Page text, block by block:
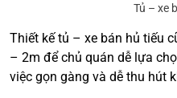
Tủ – xe
Thiết kế tủ – xe bán hủ tiếu
– 2m để chủ quán dễ lựa
việc gọn gàng và dễ thu hút